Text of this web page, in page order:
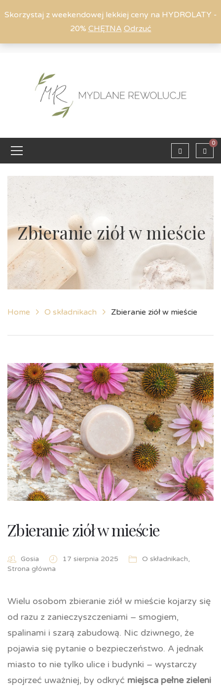
Skorzystaj z weekendowej lekkiej ceny na HYDROLATY -
20% CHĘTNA Odrzuć
0
Zbieranie ziół w mieście
Home O składnikach Zbieranie ziół w mieście
Zbieranie ziół w mieście
Gosia 17 sierpnia 2025 O składnikach,
Strona główna
Wielu osobom zbieranie ziół w mieście kojarzy się
od razu z zanieczyszczeniami – smogiem,
spalinami i szarą zabudową. Nic dziwnego, że
pojawia się pytanie o bezpieczeństwo. A jednak
miasto to nie tylko ulice i budynki – wystarczy
spojrzeć uważniej, by odkryć miejsca pełne zieleni